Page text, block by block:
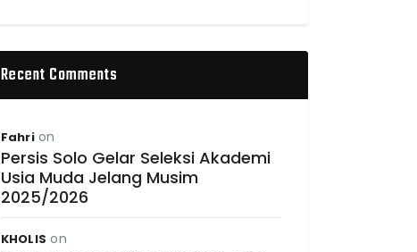
Recent Comments
Fahrion
Persis Solo Gelar Seleksi Akademi
Usia Muda Jelang Musim
2025/2026
KHOLIS on